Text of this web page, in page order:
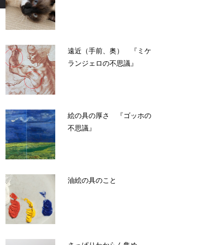
遠近（手前、奥） 『ミケ
ランジェロの不思議』
絵の具の厚さ 『ゴッホの
不思議』
油絵の具のこと